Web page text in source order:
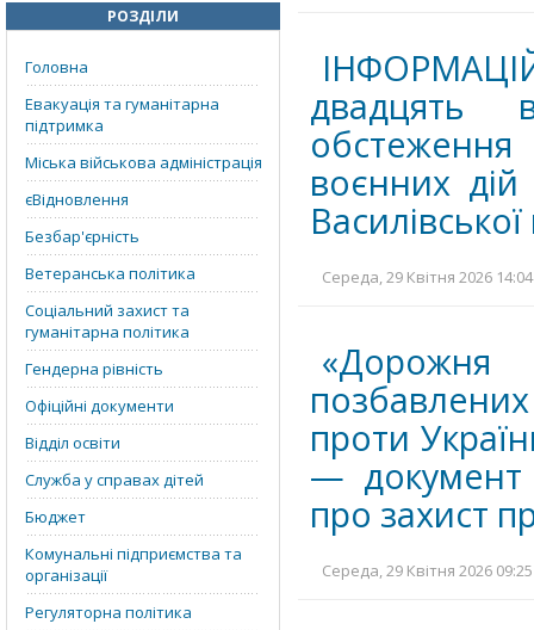
РОЗДІЛИ
Головна
Евакуація та гуманітарна
підтримка
Міська військова адміністрація
єВідновлення
Безбар'єрність
Ветеранська політика
Соціальний захист та
гуманітарна політика
Гендерна рівність
Офіційні документи
Відділ освіти
Служба у справах дітей
Бюджет
Комунальні підприємства та
організації
Регуляторна політика
двадцять
обстеження
воєнних дій
Середа, 29 Квітня 2026
«Дорожня
проти
— документ
про захист
Середа, 29 Квітня 2026